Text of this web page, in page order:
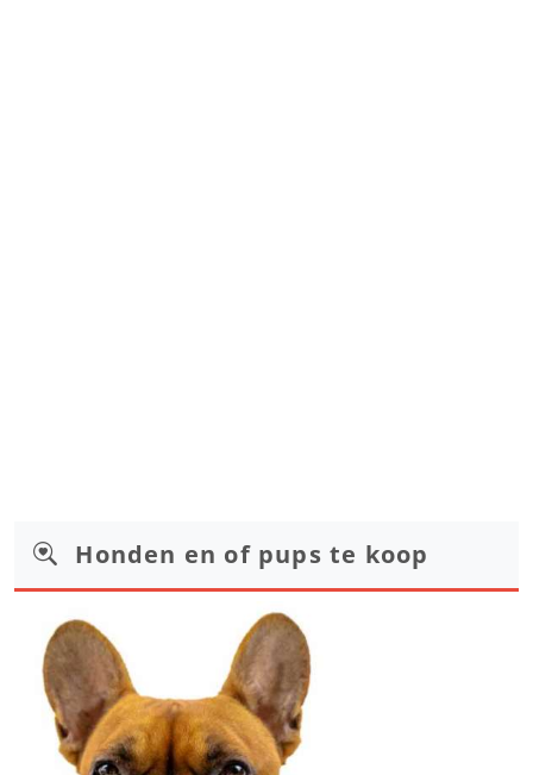
Honden en of pups te koop